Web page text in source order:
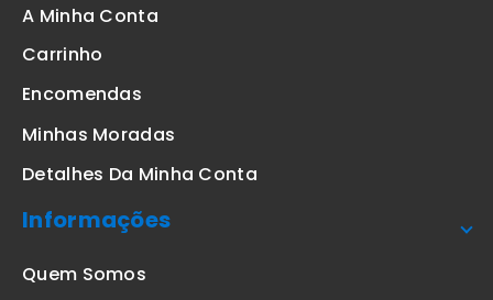
A Minha Conta
Carrinho
Encomendas
Minhas Moradas
Detalhes Da Minha Conta
Informações
Quem Somos